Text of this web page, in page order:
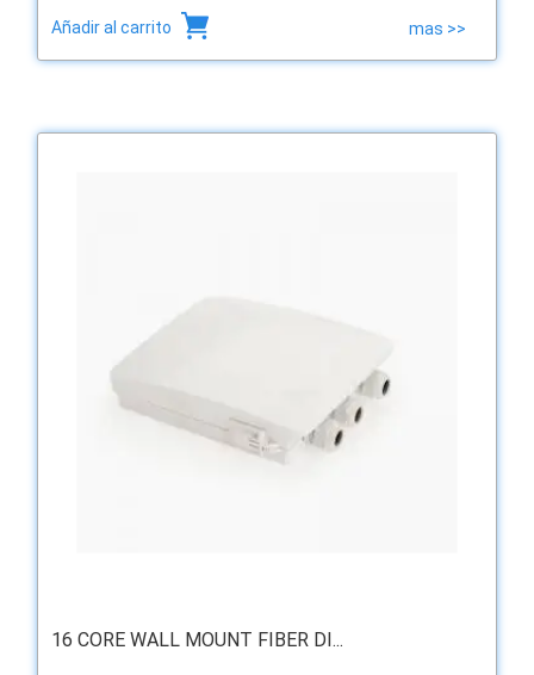
Añadir al carrito mas >>
16 CORE WALL MOUNT FIBER DI...